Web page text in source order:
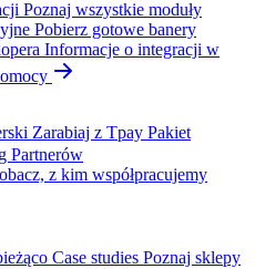
Poznaj wszystkie moduły
Pobierz gotowe banery
Informacje o integracji w
Zarabiaj z Tpay Pakiet
Partnerów
z kim współpracujemy
Case studies Poznaj sklepy